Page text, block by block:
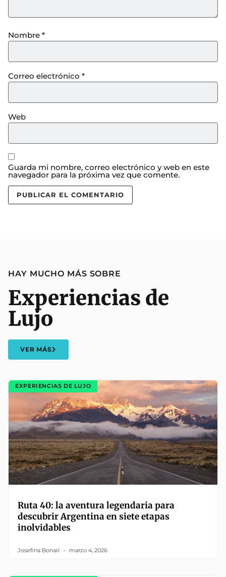
Nombre *
Correo electrónico *
Web
Guarda mi nombre, correo electrónico y web en este
navegador para la próxima vez que comente.
HAY MUCHO MÁS SOBRE
Experiencias de
Lujo
VER MÁS
EXPERIENCIAS DE LUJO
Ruta 40: la aventura legendaria para
descubrir Argentina en siete etapas
inolvidables
Josefina Bonari marzo 4, 2026